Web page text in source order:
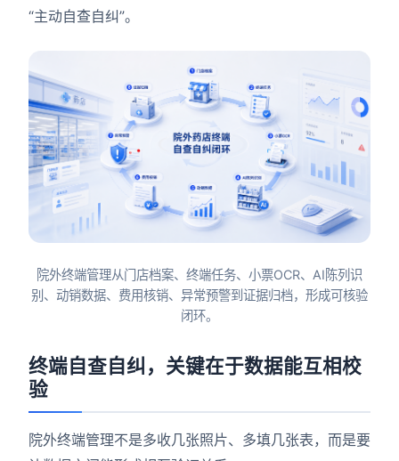
“主动自查自纠”。
院外终端管理从门店档案、终端任务、小票OCR、AI陈列识
别、动销数据、费用核销、异常预警到证据归档，形成可核验
闭环。
终端自查自纠，关键在于数据能互相校
验
院外终端管理不是多收几张照片、多填几张表，而是要